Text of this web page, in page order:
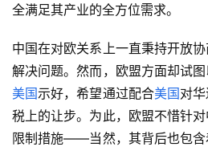
全满足其产业的全方位需求。
中国在对欧关系上一直秉持开放
解决问题。然而，欧盟方面却试
美国示好，希望通过配合美国对
税上的让步。为此，欧盟不惜针
限制措施——当然，其背后也包含